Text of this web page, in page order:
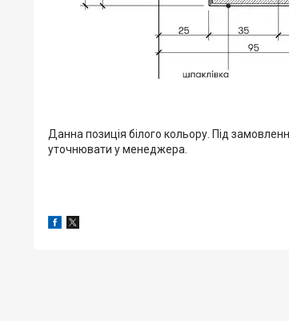
Данна позиція білого кольору. Під
уточнювати у менеджера.